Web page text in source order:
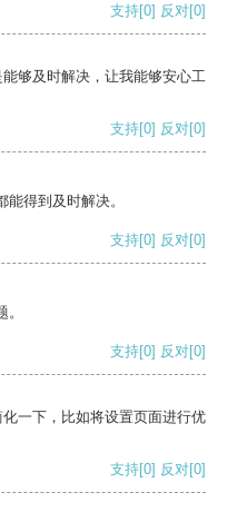
支持[0] 反对[0]
够及时解决，让我能够安心工
支持[0] 反对[0]
得到及时解决。
支持[0] 反对[0]
支持[0] 反对[0]
一下，比如将设置页面进行优
支持[0] 反对[0]